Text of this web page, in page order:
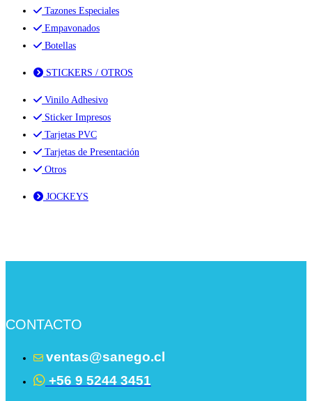
Tazones Especiales
Empavonados
Botellas
STICKERS / OTROS
Vinilo Adhesivo
Sticker Impresos
Tarjetas PVC
Tarjetas de Presentación
Otros
JOCKEYS
CONTACTO
ventas@sanego.cl
+56 9 5244 3451